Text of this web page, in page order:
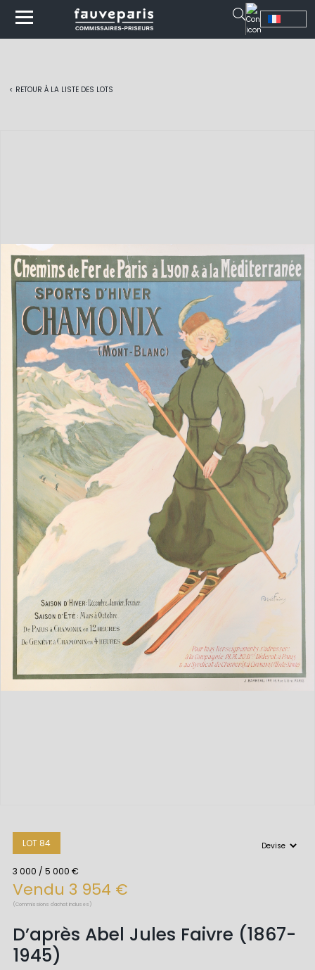
< RETOUR À LA LISTE DES LOTS
LOT 84
3 000 / 5 000 €
Vendu 3 954 €
(Commissions d'achat incluses)
D’après Abel Jules Faivre (1867-
1945)